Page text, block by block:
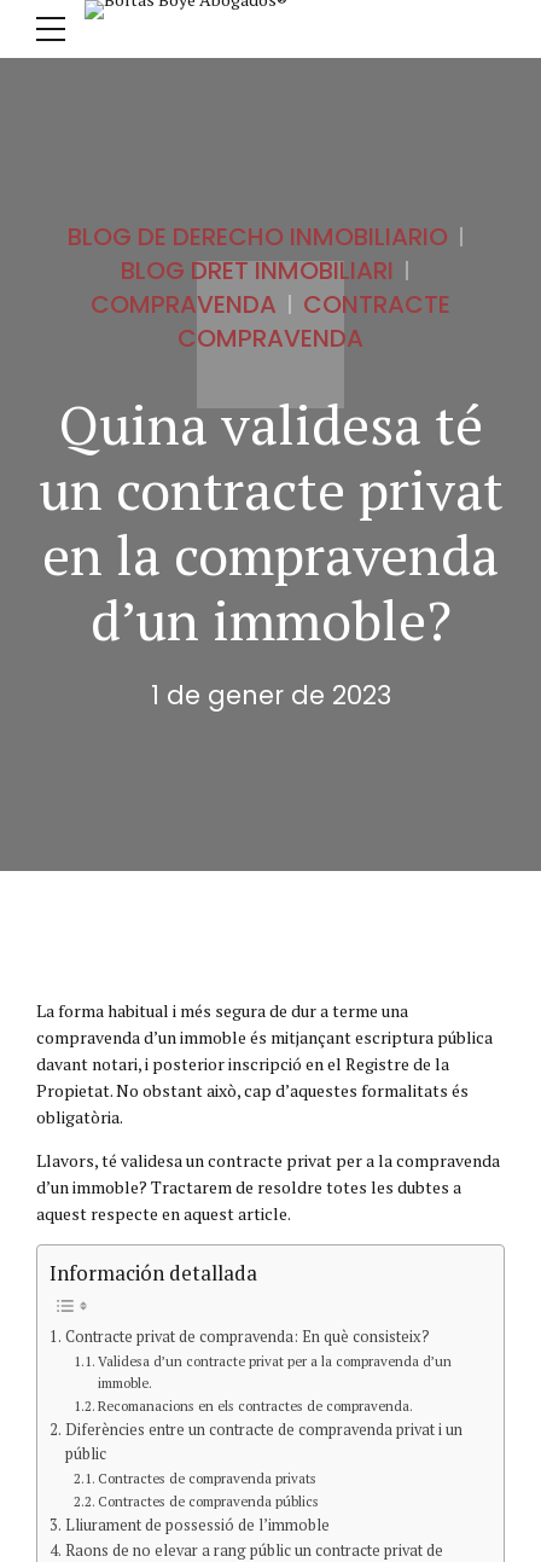
BLOG DE DERECHO INMOBILIARIO
BLOG DRET INMOBILIARI
COMPRAVENDA
CONTRACTE
COMPRAVENDA
Quina validesa té
un contracte privat
en la compravenda
d’un immoble?
1 de gener de 2023
La forma habitual i més segura de dur a terme una
compravenda d’un immoble és mitjançant escriptura pública
davant notari, i posterior inscripció en el Registre de la
Propietat. No obstant això, cap d’aquestes formalitats és
obligatòria.
Llavors, té validesa un contracte privat per a la compravenda
d’un immoble? Tractarem de resoldre totes les dubtes a
aquest respecte en aquest article.
Información detallada
Contracte privat de compravenda: En què consisteix?
Validesa d’un contracte privat per a la compravenda d’un
immoble.
Recomanacions en els contractes de compravenda.
Diferències entre un contracte de compravenda privat i un
públic
Contractes de compravenda privats
Contractes de compravenda públics
Lliurament de possessió de l’immoble
Raons de no elevar a rang públic un contracte privat de